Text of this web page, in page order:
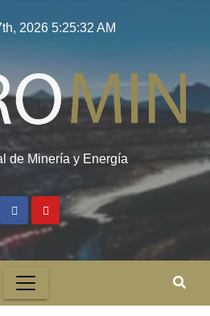
2026 5:25:33 AM
de Minería y Energía